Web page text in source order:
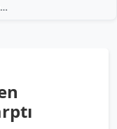
Refüjü geçmek isteyen traktöre otomobil çarptı